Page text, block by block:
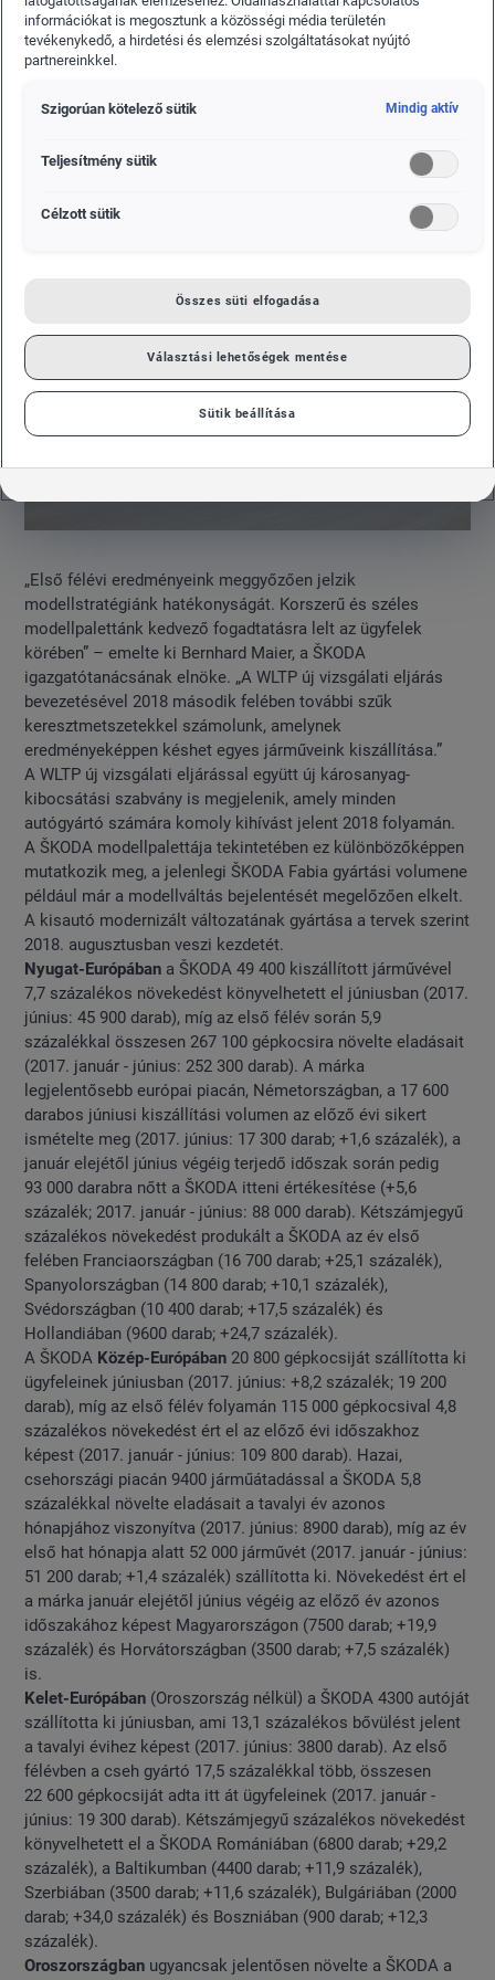
százalékos növekedést jelent az előző év azonos
hónapjához képest (2017. június: 105 200 jármű). A
bővülés fő hajtóereje továbbra is a ŠKODA KODIAQ
és a ŠKODA KAROQ. A márka világszerte
sikeresnek bizonyult a KAMIQ kompakt SUV-modell
„Első félévi eredményeink meggyőzően jelzik
modellstratégiánk hatékonyságát. Korszerű és széles
modellpalettánk kedvező fogadtatásra lelt az ügyfelek
körében” – emelte ki Bernhard Maier, a ŠKODA
igazgatótanácsának elnöke. „A WLTP új vizsgálati eljárás
bevezetésével 2018 második felében további szűk
keresztmetszetekkel számolunk, amelynek
eredményeképpen késhet egyes járműveink kiszállítása.”
A WLTP új vizsgálati eljárással együtt új károsanyag-
kibocsátási szabvány is megjelenik, amely minden
autógyártó számára komoly kihívást jelent 2018 folyamán.
A ŠKODA modellpalettája tekintetében ez különbözőképpen
mutatkozik meg, a jelenlegi ŠKODA Fabia gyártási volumene
például már a modellváltás bejelentését megelőzően elkelt.
A kisautó modernizált változatának gyártása a tervek szerint
2018. augusztusban veszi kezdetét.
Nyugat-Európában a ŠKODA 49 400 kiszállított járművével
7,7 százalékos növekedést könyvelhetett el júniusban (2017.
június: 45 900 darab), míg az első félév során 5,9
százalékkal összesen 267 100 gépkocsira növelte eladásait
(2017. január - június: 252 300 darab). A márka
legjelentősebb európai piacán, Németországban, a 17 600
darabos júniusi kiszállítási volumen az előző évi sikert
ismételte meg (2017. június: 17 300 darab; +1,6 százalék), a
január elejétől június végéig terjedő időszak során pedig
93 000 darabra nőtt a ŠKODA itteni értékesítése (+5,6
százalék; 2017. január - június: 88 000 darab). Kétszámjegyű
százalékos növekedést produkált a ŠKODA az év első
felében Franciaországban (16 700 darab; +25,1 százalék),
Spanyolországban (14 800 darab; +10,1 százalék),
Svédországban (10 400 darab; +17,5 százalék) és
Hollandiában (9600 darab; +24,7 százalék).
A ŠKODA Közép-Európában 20 800 gépkocsiját szállította ki
ügyfeleinek júniusban (2017. június: +8,2 százalék; 19 200
darab), míg az első félév folyamán 115 000 gépkocsival 4,8
százalékos növekedést ért el az előző évi időszakhoz
képest (2017. január - június: 109 800 darab). Hazai,
csehországi piacán 9400 járműátadással a ŠKODA 5,8
százalékkal növelte eladásait a tavalyi év azonos
hónapjához viszonyítva (2017. június: 8900 darab), míg az év
első hat hónapja alatt 52 000 járművét (2017. január - június:
51 200 darab; +1,4 százalék) szállította ki. Növekedést ért el
a márka január elejétől június végéig az előző év azonos
időszakához képest Magyarországon (7500 darab; +19,9
százalék) és Horvátországban (3500 darab; +7,5 százalék)
is.
Kelet-Európában (Oroszország nélkül) a ŠKODA 4300 autóját
szállította ki júniusban, ami 13,1 százalékos bővülést jelent
a tavalyi évihez képest (2017. június: 3800 darab). Az első
félévben a cseh gyártó 17,5 százalékkal több, összesen
22 600 gépkocsiját adta itt át ügyfeleinek (2017. január -
június: 19 300 darab). Kétszámjegyű százalékos növekedést
könyvelhetett el a ŠKODA Romániában (6800 darab; +29,2
százalék), a Baltikumban (4400 darab; +11,9 százalék),
Szerbiában (3500 darab; +11,6 százalék), Bulgáriában (2000
darab; +34,0 százalék) és Boszniában (900 darab; +12,3
százalék).
Oroszországban ugyancsak jelentősen növelte a ŠKODA a
információkat is megosztunk a közösségi média területén
tevékenykedő, a hirdetési és elemzési szolgáltatásokat nyújtó
partnereinkkel.
Szigorúan kötelező sütik Mindig aktív
Teljesítmény sütik
Célzott sütik
Összes süti elfogadása
Választási lehetőségek mentése
Sütik beállítása